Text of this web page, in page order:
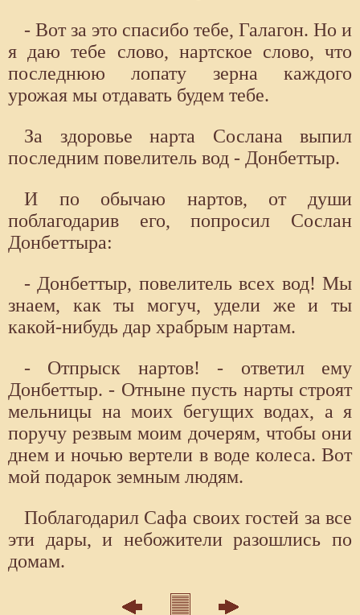
- Вот за это спасибо тебе, Галагон. Но и
я даю тебе слово, нартское слово, что
последнюю лопату зерна каждого
урожая мы отдавать будем тебе.
За здоровье нарта Сослана выпил
последним повелитель вод - Донбеттыр.
И по обычаю нартов, от души
поблагодарив его, попросил Сослан
Донбеттыра:
- Донбеттыр, повелитель всех вод! Мы
знаем, как ты могуч, удели же и ты
какой-нибудь дар храбрым нартам.
- Отпрыск нартов! - ответил ему
Донбеттыр. - Отныне пусть нарты строят
мельницы на моих бегущих водах, а я
поручу резвым моим дочерям, чтобы они
днем и ночью вертели в воде колеса. Вот
мой подарок земным людям.
Поблагодарил Сафа своих гостей за все
эти дары, и небожители разошлись по
домам.